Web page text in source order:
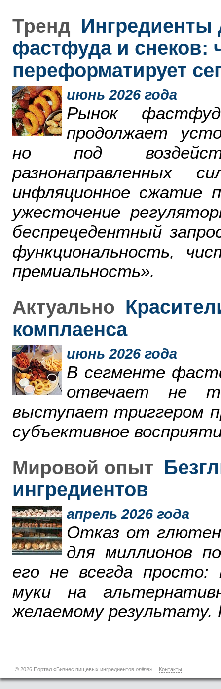
Тренд Ингредиенты
фастфуда и снеков:
переформатирует
июнь 2026 года
Рынок
продолжает
но под
инфляционное сжатие
ужесточение
беспрецедентный
функциональность,
премиальность».
Актуально
комплаенса
июнь 2026 года
В сегменте
отвечает не
выступает триггером
субъективное
Мировой опыт
ингредиентов
апрель 2026 года
Отказ от
для миллионов
его не всегда просто:
муки на
желаемому результату.
© 2026 Портал «Бизнес пищевых ингредиентов online» Контакты